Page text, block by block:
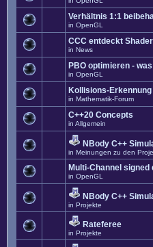
Verhältnis 1:1
in OpenGL
CCC entdeckt Shader
in News
PBO optimieren -
in OpenGL
Kollisions-
in Mathematik-Forum
C++20 Concepts
in Allgemein
NBody C++
in Meinungen zu den
Multi-Channel
in OpenGL
NBody C++
in Projekte
Rateferee
in Projekte